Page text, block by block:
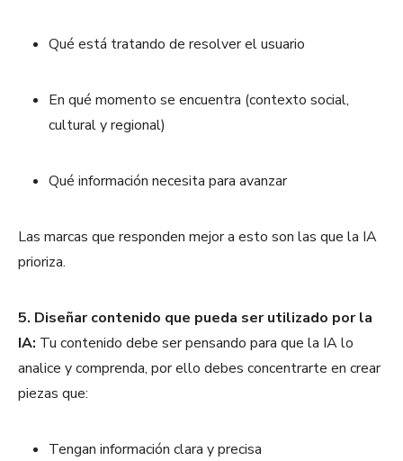
Qué está tratando de resolver el usuario
En qué momento se encuentra (contexto social,
cultural y regional)
Qué información necesita para avanzar
Las marcas que responden mejor a esto son las que la IA
prioriza.
5. Diseñar contenido que pueda ser utilizado por la
IA: Tu contenido debe ser pensando para que la IA lo
analice y comprenda, por ello debes concentrarte en crear
piezas que:
Tengan información clara y precisa